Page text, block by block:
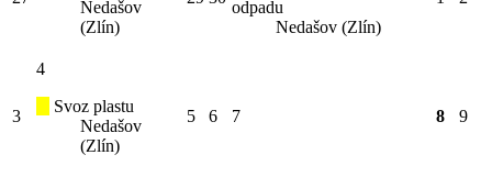
Nedašov
(Zlín)
odpadu
Nedašov (Zlín)
3
4
Svoz plastu
Nedašov
(Zlín)
5 6 7 8 9